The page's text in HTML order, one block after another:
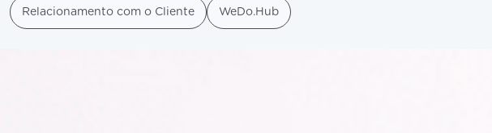
Relacionamento com o Cliente WeDo.Hub